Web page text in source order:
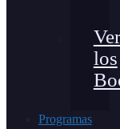
los
Programas